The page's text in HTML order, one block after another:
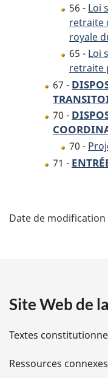
56 - Loi
retraite
royale
65 - Loi
retraite
67 -
70 -
70 -
71 -
é
i
l
s
Date de modification
Site Web de
Textes
Ressources connexes